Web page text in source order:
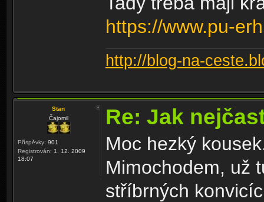
https://www.pu-
http://blog-na-
Stan
Čajomil
Příspěvky: 901
Registrován: 1. 12. 2009
18:07
Re: Jak
Moc hezký
Mimochodem, už
stříbrných